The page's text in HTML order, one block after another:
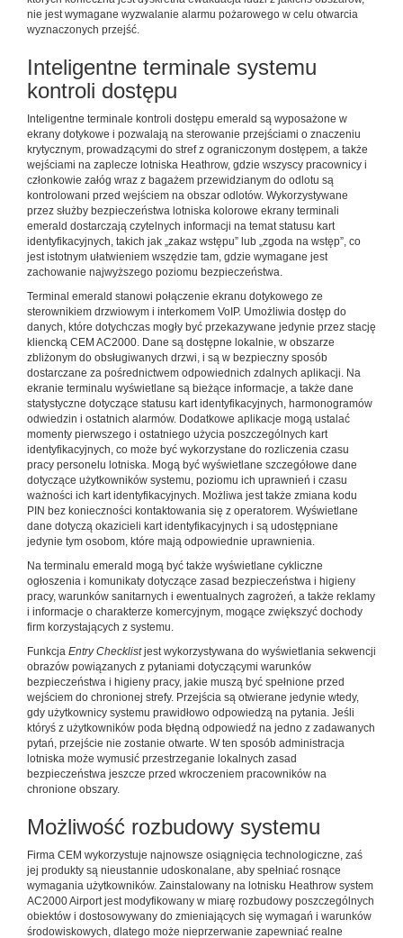
nie jest wymagane wyzwalanie alarmu pożarowego w celu otwarcia
wyznaczonych przejść.
Inteligentne terminale systemu
kontroli dostępu
Inteligentne terminale kontroli dostępu emerald są wyposażone w
ekrany dotykowe i pozwalają na sterowanie przejściami o znaczeniu
krytycznym, prowadzącymi do stref z ograniczonym dostępem, a także
wejściami na zaplecze lotniska Heathrow, gdzie wszyscy pracownicy i
członkowie załóg wraz z bagażem przewidzianym do odlotu są
kontrolowani przed wejściem na obszar odlotów. Wykorzystywane
przez służby bezpieczeństwa lotniska kolorowe ekrany terminali
emerald dostarczają czytelnych informacji na temat statusu kart
identyfikacyjnych, takich jak „zakaz wstępu” lub „zgoda na wstęp”, co
jest istotnym ułatwieniem wszędzie tam, gdzie wymagane jest
zachowanie najwyższego poziomu bezpieczeństwa.
Terminal emerald stanowi połączenie ekranu dotykowego ze
sterownikiem drzwiowym i interkomem VoIP. Umożliwia dostęp do
danych, które dotychczas mogły być przekazywane jedynie przez stację
kliencką CEM AC2000. Dane są dostępne lokalnie, w obszarze
zbliżonym do obsługiwanych drzwi, i są w bezpieczny sposób
dostarczane za pośrednictwem odpowiednich zdalnych aplikacji. Na
ekranie terminalu wyświetlane są bieżące informacje, a także dane
statystyczne dotyczące statusu kart identyfikacyjnych, harmonogramów
odwiedzin i ostatnich alarmów. Dodatkowe aplikacje mogą ustalać
momenty pierwszego i ostatniego użycia poszczególnych kart
identyfikacyjnych, co może być wykorzystane do rozliczenia czasu
pracy personelu lotniska. Mogą być wyświetlane szczegółowe dane
dotyczące użytkowników systemu, poziomu ich uprawnień i czasu
ważności ich kart identyfikacyjnych. Możliwa jest także zmiana kodu
PIN bez konieczności kontaktowania się z operatorem. Wyświetlane
dane dotyczą okazicieli kart identyfikacyjnych i są udostępniane
jedynie tym osobom, które mają odpowiednie uprawnienia.
Na terminalu emerald mogą być także wyświetlane cykliczne
ogłoszenia i komunikaty dotyczące zasad bezpieczeństwa i higieny
pracy, warunków sanitarnych i ewentualnych zagrożeń, a także reklamy
i informacje o charakterze komercyjnym, mogące zwiększyć dochody
firm korzystających z systemu.
Funkcja Entry Checklistjest wykorzystywana do wyświetlania sekwencji
obrazów powiązanych z pytaniami dotyczącymi warunków
bezpieczeństwa i higieny pracy, jakie muszą być spełnione przed
wejściem do chronionej strefy. Przejścia są otwierane jedynie wtedy,
gdy użytkownicy systemu prawidłowo odpowiedzą na pytania. Jeśli
któryś z użytkowników poda błędną odpowiedź na jedno z zadawanych
pytań, przejście nie zostanie otwarte. W ten sposób administracja
lotniska może wymusić przestrzeganie lokalnych zasad
bezpieczeństwa jeszcze przed wkroczeniem pracowników na
chronione obszary.
Możliwość rozbudowy systemu
Firma CEM wykorzystuje najnowsze osiągnięcia technologiczne, zaś
jej produkty są nieustannie udoskonalane, aby spełniać rosnące
wymagania użytkowników. Zainstalowany na lotnisku Heathrow system
AC2000 Airport jest modyfikowany w miarę rozbudowy poszczególnych
obiektów i dostosowywany do zmieniających się wymagań i warunków
środowiskowych, dlatego może nieprzerwanie zapewniać realne